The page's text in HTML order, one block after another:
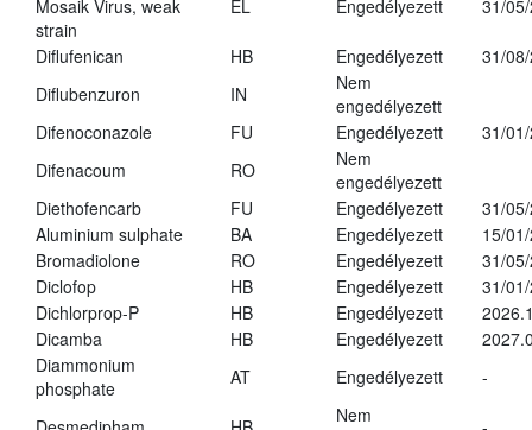
Mosaik Virus, weak
strain
EL Engedélyezett 31/
Diflufenican HB Engedélyezett
31/
Diflubenzuron
IN
Nem
engedélyezett
Difenoconazole
FU Engedélyezett
31/
Difenacoum
RO
Nem
engedélyezett
Diethofencarb
FU Engedélyezett
31/
Aluminium sulphate
BA Engedélyezett
15/
Bromadiolone
RO Engedélyezett
31/
Diclofop
HB Engedélyezett
31/
Dichlorprop-P
HB Engedélyezett
Dicamba
HB Engedélyezett
Diammonium
phosphate
AT Engedélyezett -
Nem